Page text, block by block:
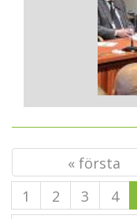
« första
1
2 3 4